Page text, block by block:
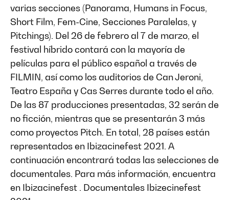
varias secciones (Panorama, Humans in Focus,
Short Film, Fem-Cine, Secciones Paralelas, y
Pitchings). Del 26 de febrero al 7 de marzo, el
festival híbrido contará con la mayoría de
películas para el público español a través de
FILMIN, así como los auditorios de Can Jeroni,
Teatro España y Cas Serres durante todo el año.
De las 87 producciones presentadas, 32 serán de
no ficción, mientras que se presentarán 3 más
como proyectos Pitch. En total, 28 países están
representados en Ibizacinefest 2021. A
continuación encontrará todas las selecciones de
documentales. Para más información, encuentra
en Ibizacinefest . Documentales Ibizecinefest